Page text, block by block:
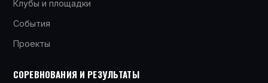
Клубы и площадки
События
Проекты
СОРЕВНОВАНИЯ И РЕЗУЛЬТАТЫ